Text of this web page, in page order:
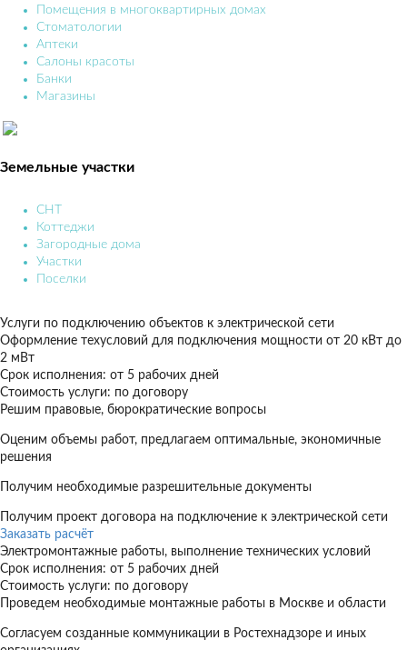
Помещения в многоквартирных домах
Стоматологии
Аптеки
Салоны красоты
Банки
Магазины
Земельные участки
СНТ
Коттеджи
Загородные дома
Участки
Поселки
Услуги по подключению объектов к электрической сети
Оформление техусловий для подключения мощности от 20 кВт до
2 мВт
Срок исполнения: от 5 рабочих дней
Стоимость услуги: по договору
Решим правовые, бюрократические вопросы
Оценим объемы работ, предлагаем оптимальные, экономичные
решения
Получим необходимые разрешительные документы
Получим проект договора на подключение к электрической сети
Заказать расчёт
Электромонтажные работы, выполнение технических условий
Срок исполнения: от 5 рабочих дней
Стоимость услуги: по договору
Проведем необходимые монтажные работы в Москве и области
Согласуем созданные коммуникации в Ростехнадзоре и иных